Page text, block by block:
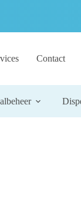
Contact